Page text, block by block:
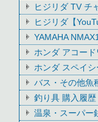
ヒジリダ TV チ
ヒジリダ【
YAMAHA
ホンダ アコー
ホンダ スペイ
バス・その他魚
釣り具 購入履
温泉・スーパー